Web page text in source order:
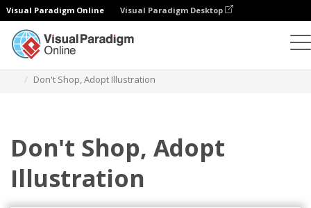
Visual Paradigm Online Visual Paradigm Desktop
Don't Shop, Adopt Illustration
Don't Shop, Adopt
Illustration